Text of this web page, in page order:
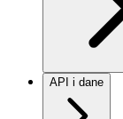
API i dane